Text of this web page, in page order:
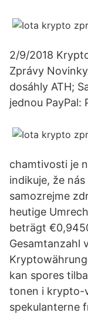
2/9/2018
Zprávy
dosáhly ATH;
jednou PayPal:
chamtivosti je
indikuje, že
samozrejme
heutige
beträgt
Gesamtanzahl
kan spores
tonen i krypto-
spekulanterne